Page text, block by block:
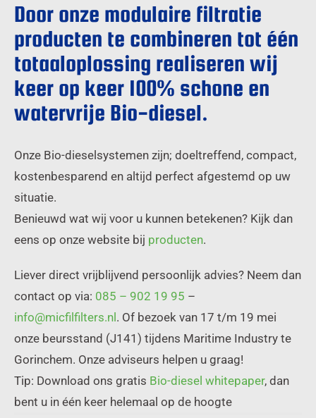
Door onze modulaire filtratie
producten te combineren tot één
totaaloplossing realiseren wij
keer op keer 100% schone en
watervrije Bio-diesel.
Onze Bio-dieselsystemen zijn; doeltreffend, compact,
kostenbesparend en altijd perfect afgestemd op uw
situatie.
Benieuwd wat wij voor u kunnen betekenen? Kijk dan
eens op onze website bij producten.
Liever direct vrijblijvend persoonlijk advies? Neem dan
contact op via: 085 – 902 19 95 –
info@micfilfilters.nl. Of bezoek van 17 t/m 19 mei
onze beursstand (J141) tijdens Maritime Industry te
Gorinchem. Onze adviseurs helpen u graag!
Tip: Download ons gratis Bio-diesel whitepaper, dan
bent u in één keer helemaal op de hoogte